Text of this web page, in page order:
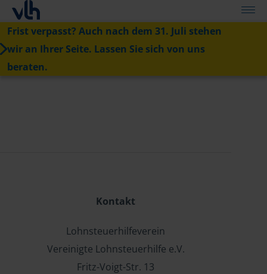
Frist verpasst? Auch nach dem 31. Juli stehen
wir an Ihrer Seite. Lassen Sie sich von uns
beraten.
Kontakt
Lohnsteuerhilfeverein
Vereinigte Lohnsteuerhilfe e.V.
Fritz-Voigt-Str. 13